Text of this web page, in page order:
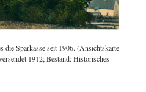
die Sparkasse seit 1906. (Ansichtskarte
1912; Bestand: Historisches